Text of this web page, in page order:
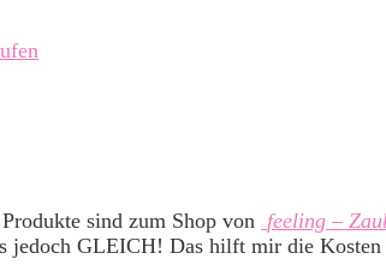
sind zum Shop von feeling –
GLEICH! Das hilft mir die